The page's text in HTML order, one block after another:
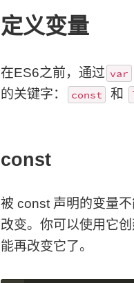
定义变量
在ES6之前，通过 var
的关键字：
const 和
const
被 const 声明的变量
改变。你可以使用它
能再改变它了。